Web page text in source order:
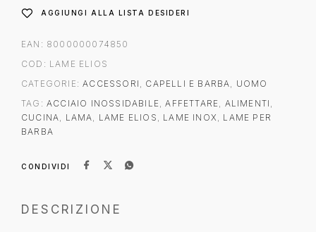
AGGIUNGI ALLA LISTA DESIDERI
EAN: 8000000074850
COD: LAME ELIOS
CATEGORIE:ACCESSORI , CAPELLI E BARBA, UOMO
TAG: ACCIAIO INOSSIDABILE,AFFETTARE, ALIMENTI ,
CUCINA, LAMA, LAME ELIOS , LAME INOX , LAME PER
BARBA
CONDIVIDI
DESCRIZIONE